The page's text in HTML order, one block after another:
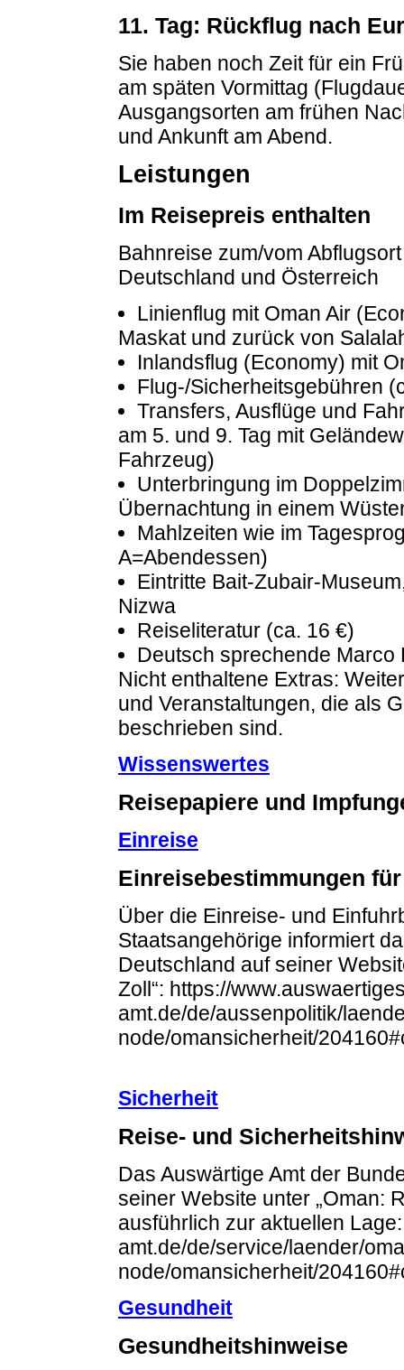
11. Tag: Rückflug nach
Sie haben noch Zeit für ein
am späten Vormittag
Ausgangsorten am frühen
und Ankunft am Abend.
Leistungen
Im Reisepreis enthalten
Bahnreise zum/vom
Deutschland und Österreich
Linienflug mit Oman Air
Maskat und zurück von
Inlandsflug (Economy) mit
Flug-/Sicherheitsgebühren
Transfers, Ausflüge und
am 5. und 9. Tag mit
Fahrzeug)
Unterbringung im
Übernachtung in einem
Mahlzeiten wie im
A=Abendessen)
Eintritte Bait-Zubair-
Nizwa
Reiseliteratur (ca. 16 €)
Deutsch sprechende Marco
Nicht enthaltene Extras:
und Veranstaltungen, die als
beschrieben sind.
Wissenswertes
Reisepapiere und
Einreise
Einreisebestimmungen
Über die Einreise- und
Staatsangehörige informiert
Deutschland auf seiner
Zoll“: https://
amt.de/de/aussenpolitik/
node/omansicherheit/
Sicherheit
Reise- und
Das Auswärtige Amt der
seiner Website unter „Oman:
ausführlich zur aktuellen
amt.de/de/service/laender/
node/omansicherheit/
Gesundheit
Gesundheitshinweise